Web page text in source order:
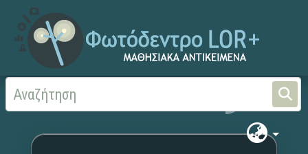
Αρχική Χωρίς τίτλο